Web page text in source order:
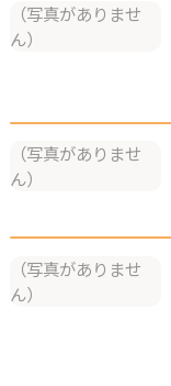
（写真がありませ
ん）
（写真がありませ
ん）
（写真がありませ
ん）